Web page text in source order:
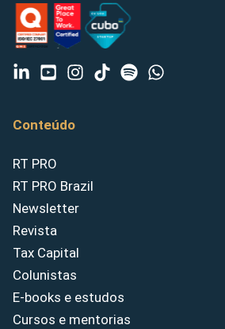
Conteúdo
RT PRO
RT PRO Brazil
Newsletter
Revista
Tax Capital
Colunistas
E-books e estudos
Cursos e mentorias